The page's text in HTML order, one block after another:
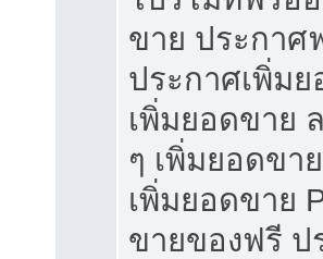
ขาย ประกาศ
ประกาศเพิ่ม
เพิ่มยอดขาย
ๆ เพิ่มยอดขา
เพิ่มยอดขาย
ขายของฟรี ป